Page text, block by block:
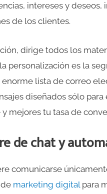
intereses y
de los clientes.
dirige todos los
personalización es la
lista de correo
diseñados sólo
mejores tu tasa de
de chat y
comunicarse
marketing digital para